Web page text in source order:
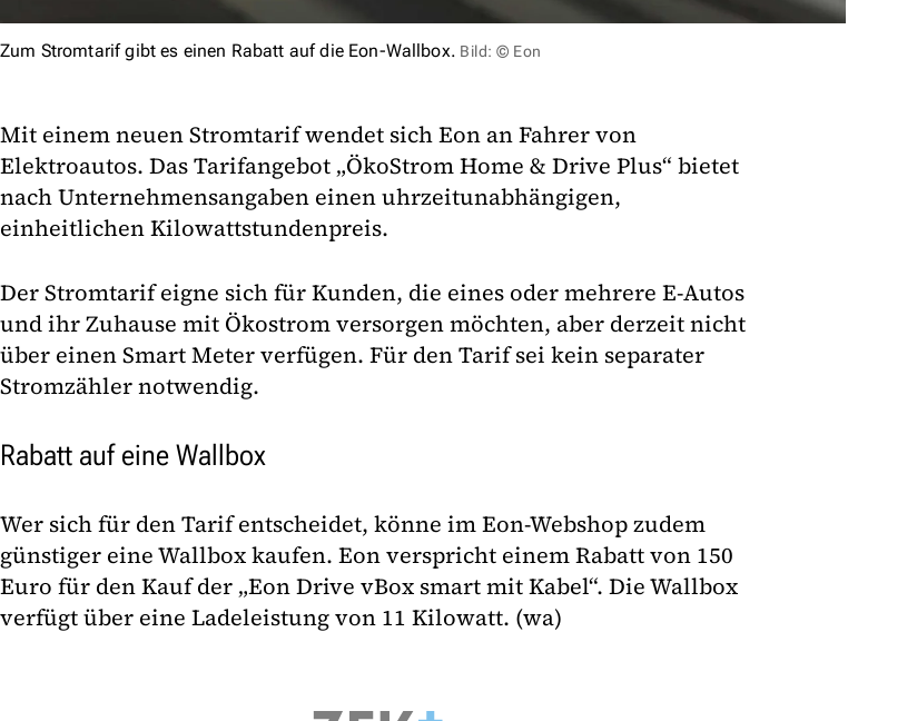
Zum Stromtarif gibt es einen Rabatt auf die Eon-Wallbox. Bild: © Eon
Mit einem neuen Stromtarif wendet sich Eon an Fahrer von
Elektroautos. Das Tarifangebot „ÖkoStrom Home & Drive Plus“ bietet
nach Unternehmensangaben einen uhrzeitunabhängigen,
einheitlichen Kilowattstundenpreis.
Der Stromtarif eigne sich für Kunden, die eines oder mehrere E-Autos
und ihr Zuhause mit Ökostrom versorgen möchten, aber derzeit nicht
über einen Smart Meter verfügen. Für den Tarif sei kein separater
Stromzähler notwendig.
Rabatt auf eine Wallbox
Wer sich für den Tarif entscheidet, könne im Eon-Webshop zudem
günstiger eine Wallbox kaufen. Eon verspricht einem Rabatt von 150
Euro für den Kauf der „Eon Drive vBox smart mit Kabel“. Die Wallbox
verfügt über eine Ladeleistung von 11 Kilowatt. (wa)